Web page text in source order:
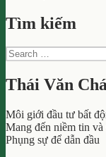
Tìm kiếm
Search
for:
Thái Văn
Môi giới đầu tư bất
Mang đến niềm tin
Phụng sự để dẫn đầu